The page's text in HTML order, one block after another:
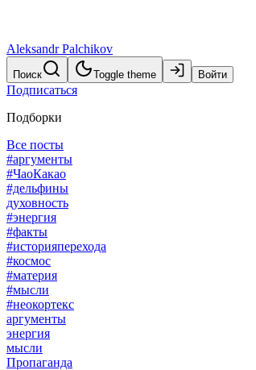
Aleksandr Palchikov
Поиск Toggle theme Войти
Подписаться
Подборки
Все посты
#аргументы
#ЧаоКакао
#дельфины
духовность
#энергия
#факты
#историяперехода
#космос
#материя
#мысли
#неокортекс
аргументы
энергия
мысли
Пропаганда